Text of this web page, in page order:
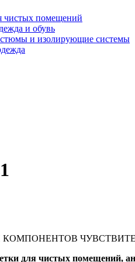
чистых помещений
и обувь
и изолирующие системы
для чистых помещений,